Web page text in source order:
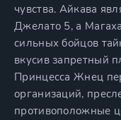
чувства. Айкава
Джелато 5, а
сильных бойцов
вкусив запретный
Принцесса Жнец
организаций,
противоположные